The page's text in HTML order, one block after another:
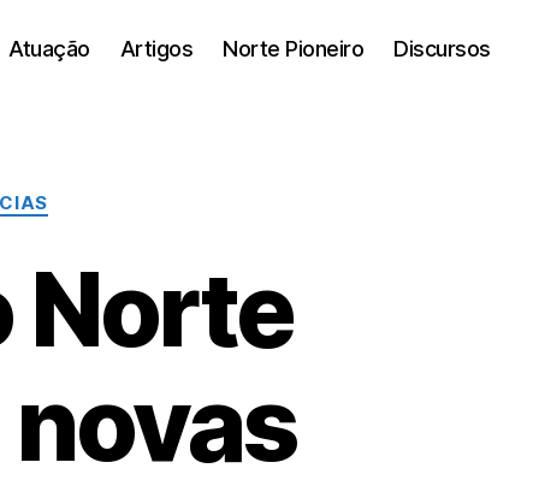
Atuação Artigos Norte Pioneiro Discursos
Norte